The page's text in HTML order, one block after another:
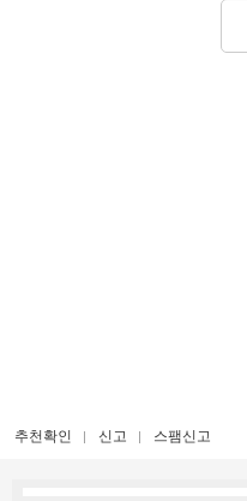
추천확인 신고 스팸신고